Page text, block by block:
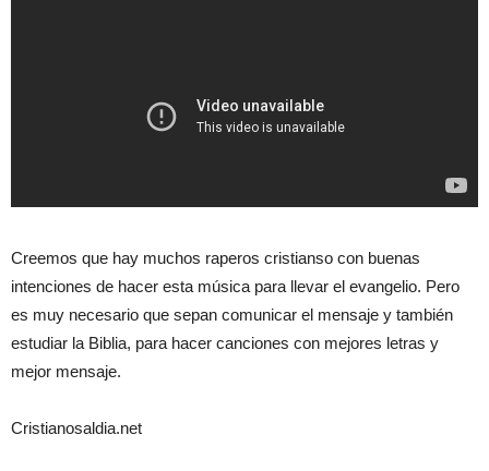
Creemos que hay muchos raperos cristianso con buenas
intenciones de hacer esta música para llevar el evangelio. Pero
es muy necesario que sepan comunicar el mensaje y también
estudiar la Biblia, para hacer canciones con mejores letras y
mejor mensaje.
Cristianosaldia.net